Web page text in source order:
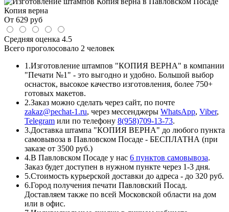
Копия верна
От 629 руб
Средняя оценка 4.5
Всего проголосовало 2 человек
1.Изготовление штампов "КОПИЯ ВЕРНА" в компании
"Печати №1" - это выгодно и удобно. Большой выбор
оснасток, высокое качество изготовления, более 750+
готовых макетов.
2.Заказ можно сделать через сайт, по почте
zakaz@pechat-1.ru, через мессенджеры WhatsApp, Viber,
Telegram или по телефону 8(958)709-13-73.
3.Доставка штампа "КОПИЯ ВЕРНА" до любого пункта
самовывоза в Павловском Посаде - БЕСПЛАТНА (при
заказе от 3500 руб.)
4.В Павловском Посаде у нас 6 пунктов самовывоза.
Заказ будет доступен в нужном пункте через 1-3 дня.
5.Стоимость курьерской доставки до адреса - до 320 руб.
6.Город получения печати Павловский Посад.
Доставляем также по всей Московской области на дом
или в офис.